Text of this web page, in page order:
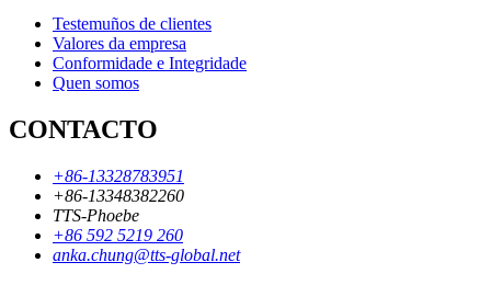
Testemuños de clientes
Valores da empresa
Conformidade e Integridade
Quen somos
CONTACTO
+86-13328783951
+86-13348382260
TTS-Phoebe
+86 592 5219 260
anka.chung@tts-global.net